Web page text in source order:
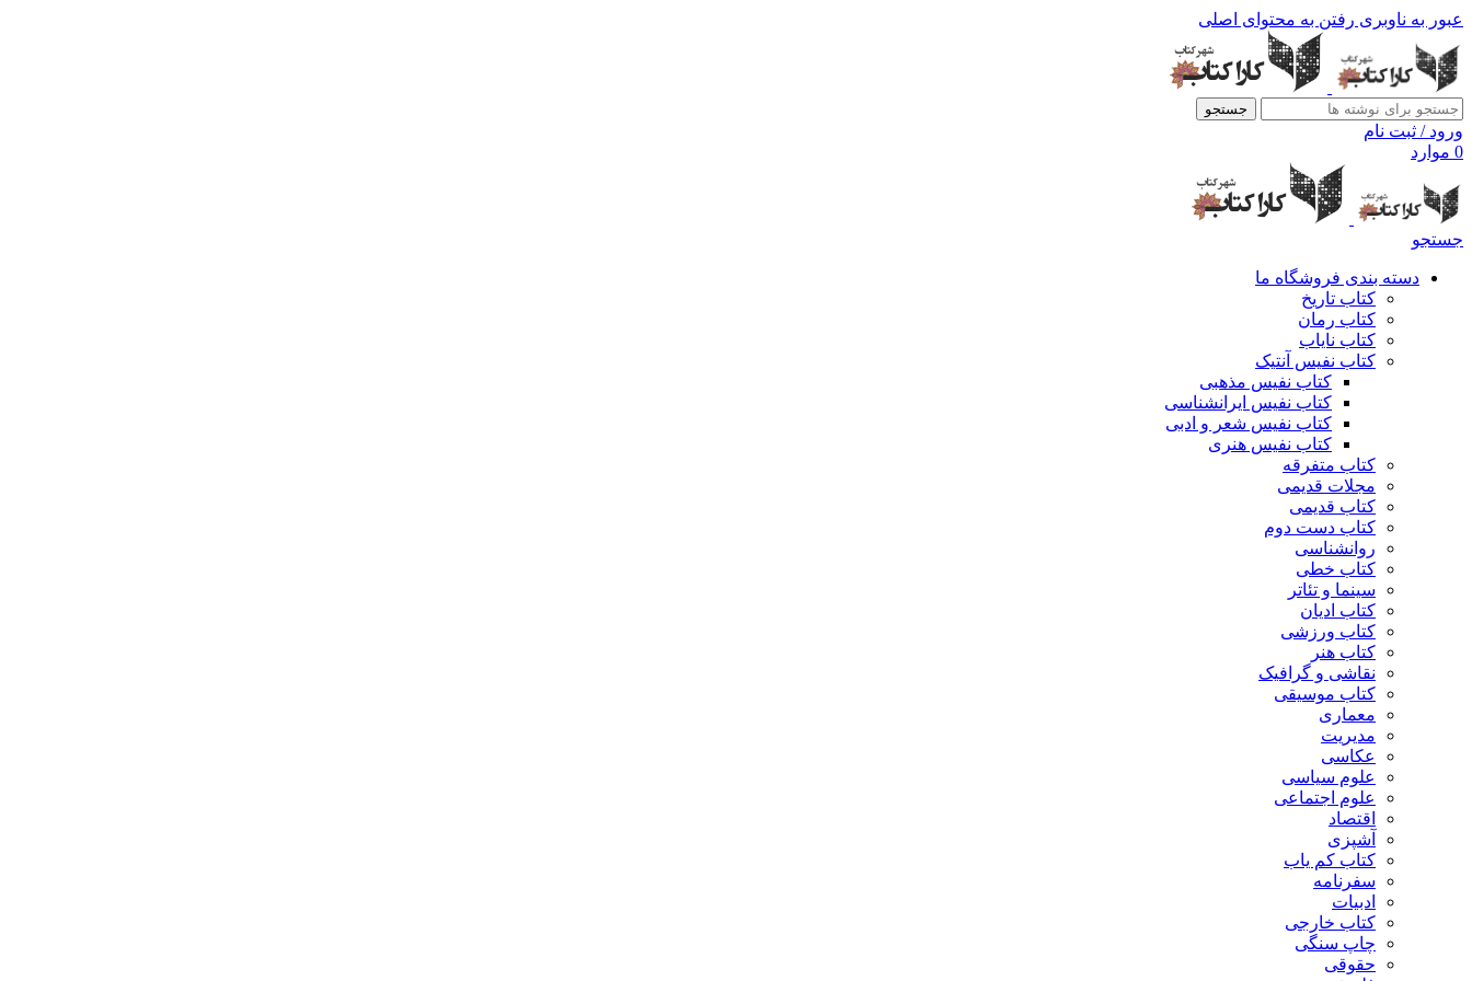
عبور به ناوبری رفتن به محتوای اصلی
جستجو
ورود / ثبت نام
0 موارد
جستجو
دسته بندی فروشگاه ما
کتاب تاریخ
کتاب رمان
کتاب نایاب
کتاب نفیس آنتیک
کتاب نفیس مذهبی
کتاب نفیس ایرانشناسی
کتاب نفیس شعر و ادبی
کتاب نفیس هنری
کتاب متفرقه
مجلات قدیمی
کتاب قدیمی
کتاب دست دوم
روانشناسی
کتاب خطی
سینما و تئاتر
کتاب ادیان
کتاب ورزشی
کتاب هنر
نقاشی و گرافیک
کتاب موسیقی
معماری
مدیریت
عکاسی
علوم سیاسی
علوم اجتماعی
اقتصاد
آشپزی
کتاب کم یاب
سفرنامه
ادبیات
کتاب خارجی
چاپ سنگی
حقوقی